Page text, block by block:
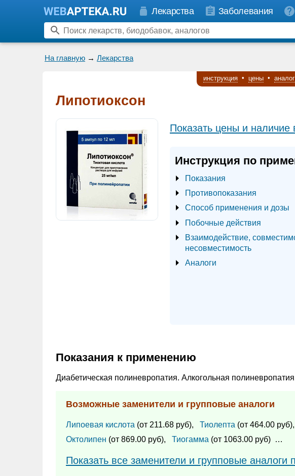
Лекарства Заболевания
На главную → Лекарства
инструкция • цены •
Липотиоксон
Показать цены и наличие
Инструкция по
Показания
Противопоказания
Способ применения и дозы
Побочные действия
Взаимодействие,
несовместимость
Аналоги
Показания к применению
Диабетическая полиневропатия. Алкогольная
Возможные заменители и групповые аналоги
Липоевая кислота (от 211.68 руб), Тиолепта (от 464.00 руб),
Октолипен (от 869.00 руб), Тиогамма (от 1063.00 руб) …
Показать все заменители и групповые аналоги